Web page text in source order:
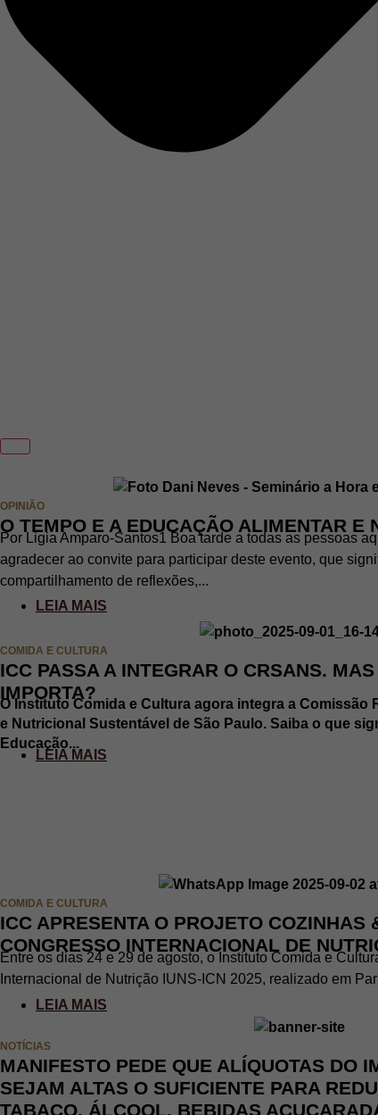
OPINIÃO
O TEMPO E A EDUCAÇÃO ALIMENTAR E
Por Ligia Amparo-Santos1 Boa tarde a todas as pessoas
agradecer ao convite para participar deste evento, que
compartilhamento de reflexões,...
LEIA MAIS
COMIDA E CULTURA
ICC PASSA A INTEGRAR O CRSANS.
IMPORTA?
O Instituto Comida e Cultura agora integra a Comissão
e Nutricional Sustentável de São Paulo. Saiba o que
Educação...
LEIA MAIS
COMIDA E CULTURA
ICC APRESENTA O PROJETO COZINHAS
CONGRESSO INTERNACIONAL DE
Entre os dias 24 e 29 de agosto, o Instituto Comida e
Internacional de Nutrição IUNS-ICN 2025, realizado em
LEIA MAIS
NOTÍCIAS
MANIFESTO PEDE QUE ALÍQUOTAS DO
SEJAM ALTAS O SUFICIENTE PARA
TABACO, ÁLCOOL, BEBIDAS